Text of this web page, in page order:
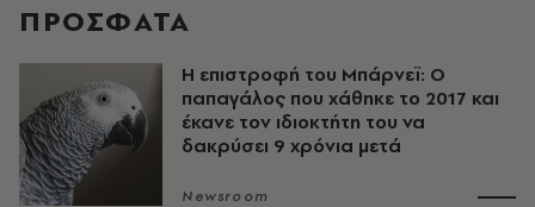
ΠΡΟΣΦΑΤΑ
Η επιστροφή του Μπάρνεϊ: Ο
παπαγάλος που χάθηκε το 2017 και
έκανε τον ιδιοκτήτη του να
δακρύσει 9 χρόνια μετά
Newsroom